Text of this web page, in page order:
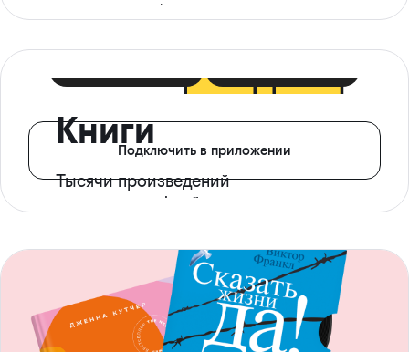
ограничений*
Книги
Тысячи произведений
с доступом офлайн
Подключить в приложении